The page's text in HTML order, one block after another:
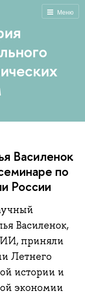
Меню
Василенок
по
России
Василенок,
приняли
Летнего
истории и
экономии